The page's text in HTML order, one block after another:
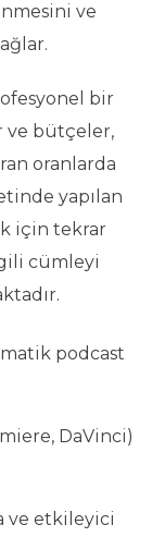
ve
bir
ve bütçeler,
oranlarda
yapılan
için tekrar
cümleyi
podcast
DaVinci)
ve etkileyici